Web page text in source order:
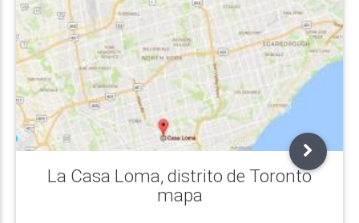
La Casa Loma, distrito de Toronto
mapa